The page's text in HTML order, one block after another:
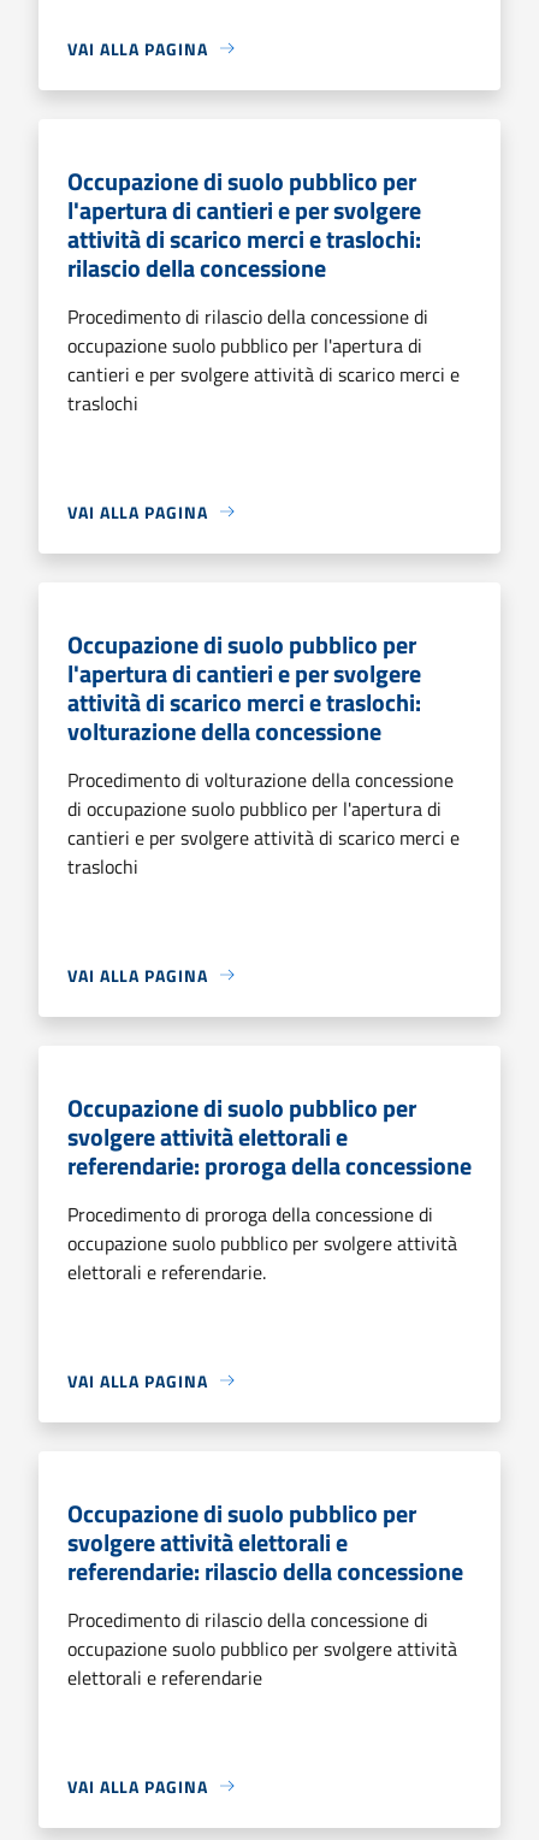
VAI ALLA PAGINA
Occupazione di suolo pubblico per
l'apertura di cantieri e per svolgere
attività di scarico merci e traslochi:
rilascio della concessione
Procedimento di rilascio della concessione di
occupazione suolo pubblico per l'apertura di
cantieri e per svolgere attività di scarico merci e
traslochi
VAI ALLA PAGINA
Occupazione di suolo pubblico per
l'apertura di cantieri e per svolgere
attività di scarico merci e traslochi:
volturazione della concessione
Procedimento di volturazione della concessione
di occupazione suolo pubblico per l'apertura di
cantieri e per svolgere attività di scarico merci e
traslochi
VAI ALLA PAGINA
Occupazione di suolo pubblico per
svolgere attività elettorali e
referendarie: proroga della concessione
Procedimento di proroga della concessione di
occupazione suolo pubblico per svolgere attività
elettorali e referendarie.
VAI ALLA PAGINA
Occupazione di suolo pubblico per
svolgere attività elettorali e
referendarie: rilascio della concessione
Procedimento di rilascio della concessione di
occupazione suolo pubblico per svolgere attività
elettorali e referendarie
VAI ALLA PAGINA